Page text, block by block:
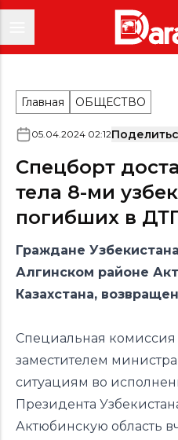
Главная ОБЩЕСТВО
05.04.2024 02:12
Спецборт
тела 8-ми
погибших в
Граждане
Алгинском районе
Казахстана,
Специальная комиссия
заместителем
ситуациям во
Президента
Актюбинскую область